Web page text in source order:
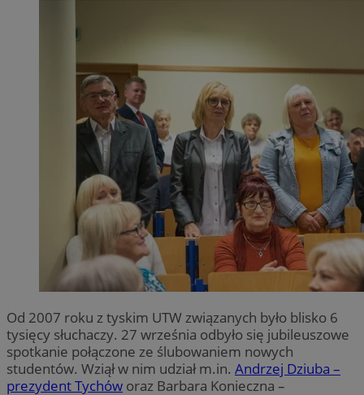
Od 2007 roku z tyskim UTW związanych było blisko 6
tysięcy słuchaczy. 27 września odbyło się jubileuszowe
spotkanie połączone ze ślubowaniem nowych
studentów. Wziął w nim udział m.in. Andrzej Dziuba –
prezydent Tychów oraz Barbara Konieczna –